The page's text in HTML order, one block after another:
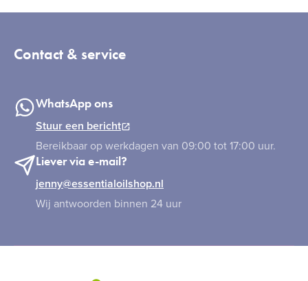
Contact & service
WhatsApp ons
Stuur een bericht
Bereikbaar op werkdagen van 09:00 tot 17:00 uur.
Liever via e-mail?
jenny@essentialoilshop.nl
Wij antwoorden binnen 24 uur